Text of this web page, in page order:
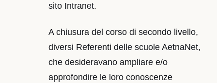
sito Intranet.
A chiusura del corso di secondo livello,
diversi Referenti delle scuole AetnaNet,
che desideravano ampliare e/o
approfondire le loro conoscenze